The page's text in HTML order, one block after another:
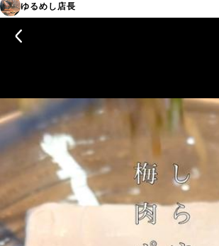
ゆるめし店長